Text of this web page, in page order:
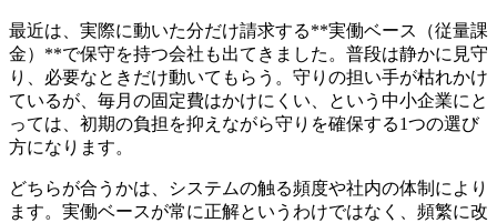
最近は、実際に動いた分だけ請求する**実働ベース（従量課
金）**で保守を持つ会社も出てきました。普段は静かに見守
り、必要なときだけ動いてもらう。守りの担い手が枯れかけ
ているが、毎月の固定費はかけにくい、という中小企業にと
っては、初期の負担を抑えながら守りを確保する1つの選び
方になります。
どちらが合うかは、システムの触る頻度や社内の体制により
ます。実働ベースが常に正解というわけではなく、頻繁に改